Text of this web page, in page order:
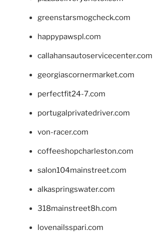
greenstarsmogcheck.com
happypawspl.com
callahansautoservicecenter.com
georgiascornermarket.com
perfectfit24-7.com
portugalprivatedriver.com
von-racer.com
coffeeshopcharleston.com
salon104mainstreet.com
alkaspringswater.com
318mainstreet8h.com
lovenailsspari.com